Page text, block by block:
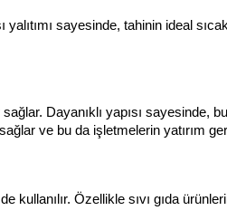
sayesinde, tahinin ideal
Dayanıklı yapısı sayesinde,
ve bu da işletmelerin yatırım
Özellikle sıvı gıda